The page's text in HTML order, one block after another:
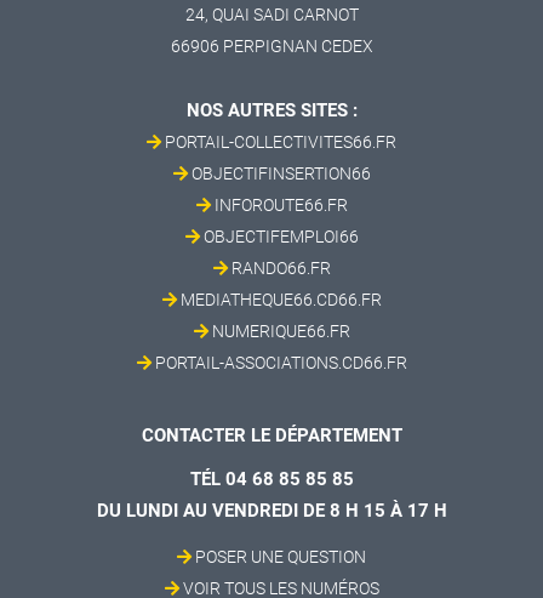
24, QUAI SADI CARNOT
66906 PERPIGNAN CEDEX
NOS AUTRES SITES :
PORTAIL-COLLECTIVITES66.FR
OBJECTIFINSERTION66
INFOROUTE66.FR
OBJECTIFEMPLOI66
RANDO66.FR
MEDIATHEQUE66.CD66.FR
NUMERIQUE66.FR
PORTAIL-ASSOCIATIONS.CD66.FR
CONTACTER LE DÉPARTEMENT
TÉL 04 68 85 85 85
DU LUNDI AU VENDREDI DE 8 H 15 À 17 H
POSER UNE QUESTION
VOIR TOUS LES NUMÉROS